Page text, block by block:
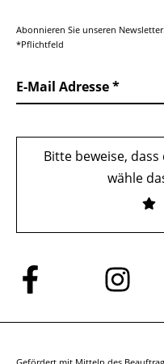
Abonnieren Sie unseren Newsletter.
*Pflichtfeld
E-Mail Adresse
Bitte beweise,
wähle
Folge
uns
auf
Folge
uns
auf